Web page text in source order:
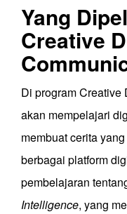
Yang
Creative
Di program Creative
akan mempelajari
membuat cerita
berbagai platform
pembelajaran
Intelligence, yang